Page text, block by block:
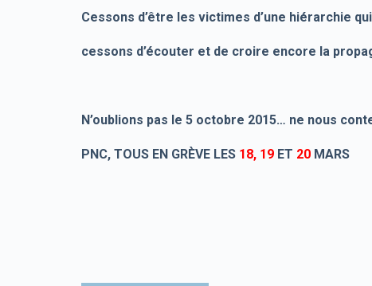
Cessons d’être les victimes d’une hiérarchie
cessons d’écouter et de croire encore la
N’oublions pas le 5 octobre 2015… ne nous
PNC, TOUS EN GRÈVE LES 18, 19 ET 20 MARS